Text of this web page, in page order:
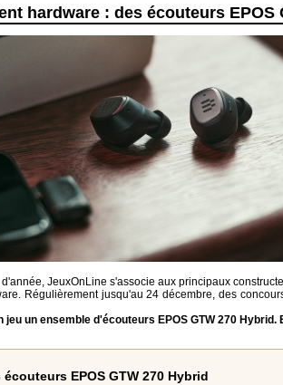
hardware : des écouteurs EPOS
JeuxOnLine s'associe aux principaux
Régulièrement jusqu'au 24 décembre, des
jeu un ensemble d'écouteurs EPOS GTW 270 Hybrid.
EPOS GTW 270 Hybrid